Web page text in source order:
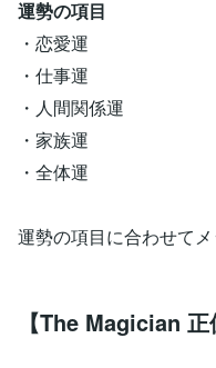
運勢の項目
・恋愛運
・仕事運
・人間関係運
・家族運
・全体運
運勢の項目に合わせて
【The Magician 正